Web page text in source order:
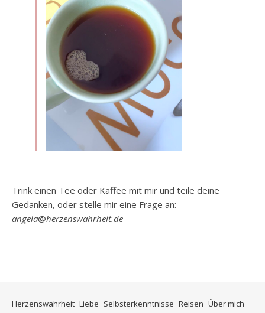
Trink einen Tee oder Kaffee mit mir und teile deine
Gedanken, oder stelle mir eine Frage an:
angela@herzenswahrheit.de
Herzenswahrheit Liebe Selbsterkenntnisse Reisen Über mich